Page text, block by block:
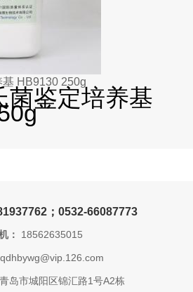
洋克霍尔氏菌鉴定培养基 HB9130 250g
菌鉴定培养基
；0532-66087773
： 18562635015
qdhbywg@vip.126.com
青岛市城阳区锦汇路1号A2栋